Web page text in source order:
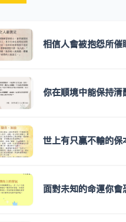
相信人會被抱怨所催
你在順境中能保持清
世上有只贏不輸的保
面對未知的命運你會